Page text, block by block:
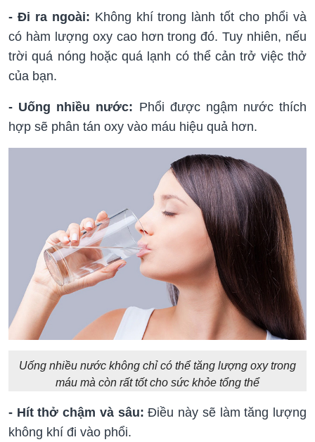
- Đi ra ngoài: Không khí trong lành tốt cho phổi và
có hàm lượng oxy cao hơn trong đó. Tuy nhiên, nếu
trời quá nóng hoặc quá lạnh có thể cản trở việc thở
của bạn.
- Uống nhiều nước: Phổi được ngậm nước thích
hợp sẽ phân tán oxy vào máu hiệu quả hơn.
Uống nhiều nước không chỉ có thể tăng lượng oxy trong
máu mà còn rất tốt cho sức khỏe tổng thể
- Hít thở chậm và sâu: Điều này sẽ làm tăng lượng
không khí đi vào phổi.